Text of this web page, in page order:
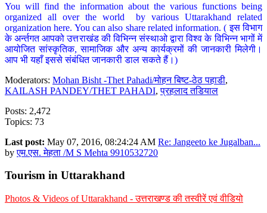
You will find the information about the various functions being
organized all over the world by various Uttarakhand related
organization here. You can also share related information. ( इस विभाग
के अर्न्तगत आपको उत्तराखंड की विभिन्न संस्थाओ द्वारा विश्व के विभिन्न भागों में
आयोजित सांस्कृतिक, सामाजिक और अन्य कार्यक्रमों की जानकारी मिलेगी।
आप भी यहाँ इससे संबंधित जानकारी डाल सकते हैं।)
Moderators: Mohan Bisht -Thet Pahadi/मोहन बिष्ट-ठेठ पहाडी,
KAILASH PANDEY/THET PAHADI,प्रहलाद तडियाल
Posts: 2,472
Topics: 73
Last post: May 07, 2016, 08:24:24 AM Re: Jangeeto ke Jugalban...
byएम.एस. मेहता /M S Mehta 9910532720
Tourism in Uttarakhand
Photos & Videos of Uttarakhand - उत्तराखण्ड की तस्वीरें एवं वीडियो